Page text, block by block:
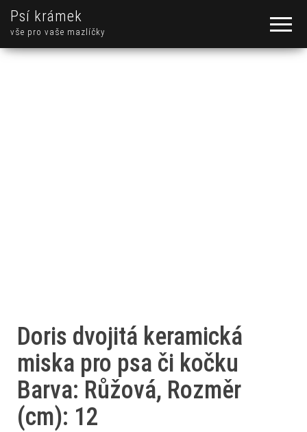
Psí krámek
vše pro vaše mazlíčky
Doris dvojitá keramická
miska pro psa či kočku
Barva: Růžová, Rozměr
(cm): 12